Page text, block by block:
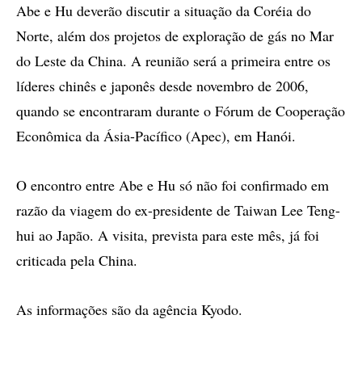
Abe e Hu deverão discutir a situação da Coréia do
Norte, além dos projetos de exploração de gás no Mar
do Leste da China. A reunião será a primeira entre os
líderes chinês e japonês desde novembro de 2006,
quando se encontraram durante o Fórum de Cooperação
Econômica da Ásia-Pacífico (Apec), em Hanói.
O encontro entre Abe e Hu só não foi confirmado em
razão da viagem do ex-presidente de Taiwan Lee Teng-
hui ao Japão. A visita, prevista para este mês, já foi
criticada pela China.
As informações são da agência Kyodo.